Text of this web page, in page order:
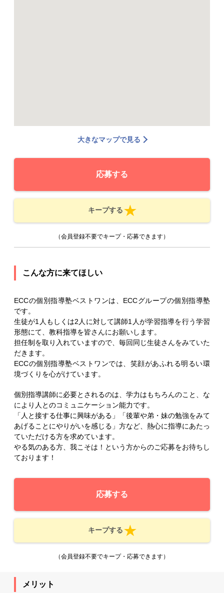
大きなマップで見る
応募する
キープする
（会員登録不要でキープ・応募できます）
こんな方に来てほしい
ECCの個別指導塾ベストワンは、ECCグループの個別指導塾
です。
生徒が1人もしくは2人に対して講師1人が学習指導を行う学習
形態にて、教科指導を皆さんにお願いします。
担任制を取り入れていますので、毎回同じ生徒さんをみていた
だきます。
ECCの個別指導塾ベストワンでは、笑顔があふれる明るい環
境づくりを心がけています。
個別指導講師に必要とされるのは、学力はもちろんのこと、な
により人とのコミュニケーション能力です。
「人と接する仕事に興味がある」「後輩や弟・妹の勉強をみて
あげることにやりがいを感じる」方など、熱心に指導にあたっ
ていただける方を求めています。
やる気のある方、我こそは！という方からのご応募をお待ちし
ております！
応募する
キープする
（会員登録不要でキープ・応募できます）
メリット